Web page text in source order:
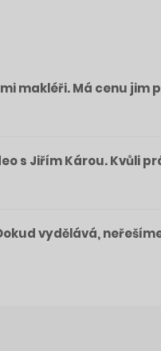
makléři. Má cenu jim
s Jiřím Károu. Kvůli
vydělává,